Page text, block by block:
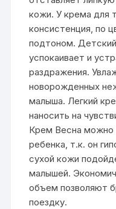
кожи. У крема для
консистенция, по
подтоном.
успокаивает и
раздражения.
новорожденных
малыша. Легкий
наносить на
Крем Весна можно
ребенка, т.к. он
сухой кожи
малышей.
объем позволяют
поездку.